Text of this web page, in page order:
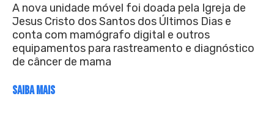
A nova unidade móvel foi doada pela Igreja de
Jesus Cristo dos Santos dos Últimos Dias e
conta com mamógrafo digital e outros
equipamentos para rastreamento e diagnóstico
de câncer de mama
SAIBA MAIS